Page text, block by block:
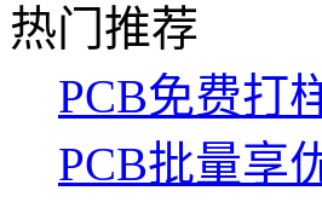
热门推荐
PCB免费打
PCB批量享